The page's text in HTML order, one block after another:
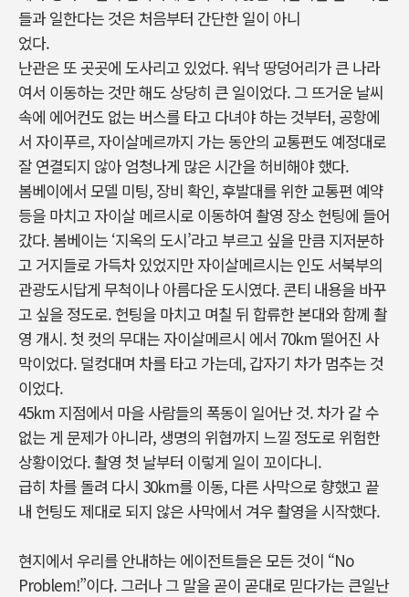
들과 일한다는 것은 처음부터 간단한 일이 아니
었다.
난관은 또 곳곳에 도사리고 있었다. 워낙 땅덩어리가 큰 나라
여서 이동하는 것만 해도 상당히 큰 일이었다. 그 뜨거운 날씨
속에 에어컨도 없는 버스를 타고 다녀야 하는 것부터, 공항에
서 자이푸르, 자이살메르까지 가는 동안의 교통편도 예정대로
잘 연결되지 않아 엄청나게 많은 시간을 허비해야 했다.
봄베이에서 모델 미팅, 장비 확인, 후발대를 위한 교통편 예약
등을 마치고 자이살 메르시로 이동하여 촬영 장소 헌팅에 들어
갔다. 봄베이는 ‘지옥의 도시’라고 부르고 싶을 만큼 지저분하
고 거지들로 가득차 있었지만 자이살메르시는 인도 서북부의
관광도시답게 무척이나 아름다운 도시였다. 콘티 내용을 바꾸
고 싶을 정도로. 헌팅을 마치고 며칠 뒤 합류한 본대와 함께 촬
영 개시. 첫 컷의 무대는 자이살메르시 에서 70km 떨어진 사
막이었다. 덜컹대며 차를 타고 가는데, 갑자기 차가 멈추는 것
이었다.
45km 지점에서 마을 사람들의 폭동이 일어난 것. 차가 갈 수
없는 게 문제가 아니라, 생명의 위협까지 느낄 정도로 위험한
상황이었다. 촬영 첫 날부터 이렇게 일이 꼬이다니.
급히 차를 돌려 다시 30km를 이동, 다른 사막으로 향했고 끝
내 헌팅도 제대로 되지 않은 사막에서 겨우 촬영을 시작했다.
현지에서 우리를 안내하는 에이전트들은 모든 것이 “No
Problem!”이다. 그러나 그 말을 곧이 곧대로 믿다가는 큰일난